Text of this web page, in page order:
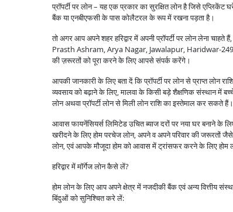
प्रॉपर्टी पर लोन – यह एक प्रकार का सुरक्षित लोन है जिसे एप्लिकेंट
बैंक या एनबीएफसी के पास कोलैटरल के रूप में रखना पड़ता है।
तो अगर आप अपने शहर हरिद्वार में अपनी प्रॉपर्टी पर लोन लेना
Prasth Ashram, Arya Nagar, Jawalapur, Haridwar-
की ज़रूरतों को पूरा करने के लिए आपसे संपर्क करेंगे।
आपकी जानकारी के लिए बता दें कि प्रॉपर्टी पर लोन से प्राप्त लोन
व्यवसाय को बढ़ाने के लिए, मालवा के किसी बड़े शैक्षणिक संस्थान में
लोन अथवा प्रॉपर्टी लोन से मिली लोन राशि का इस्तेमाल कर सकते हैं।
आवास फायनेंसियर्स लिमिटेड उचित ब्याज दरों पर नया घर बनाने के
खरीदने के लिए होम परचेज लोन, अपने व अपने परिवार की जरूरतों जैसे
लोन, एवं आपके मौजूदा होम को आवास में ट्रांसफर करने के लिए
हरिद्वार में मॉर्गेज लोन कैसे लें?
होम लोन के लिए आप अपने क्षेत्र में नजदीकी बैंक एवं अन्य वित्तीय
बिंदुओं को सुनिश्चित करे लें: